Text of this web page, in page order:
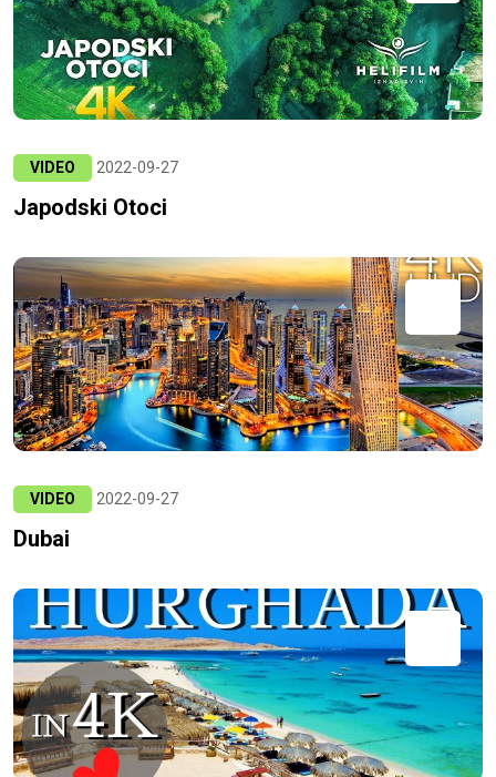
VIDEO 2022-09-27
Japodski Otoci
VIDEO 2022-09-27
Dubai